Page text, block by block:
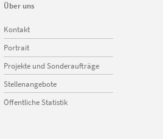
Über uns
Navigation
überspringen
Kontakt
Portrait
Projekte und Sonderaufträge
Stellenangebote
Öffentliche Statistik